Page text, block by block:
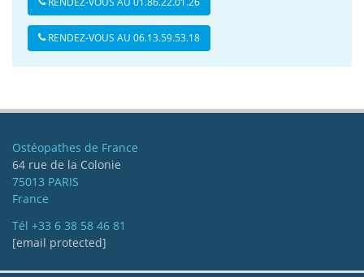
RENDEZ-VOUS AU 06.13.59.53.18
Ostéopathes de France
64 rue de la Colonie
75013 PARIS
France
Tél +33 6 38 58 46 81
[email protected]